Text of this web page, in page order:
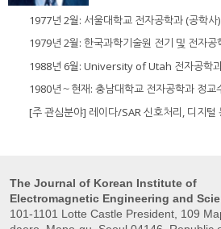
1977년 2월: 서울대학교 전자공학과 (공학사)
1979년 2월: 한국과학기술원 전기 및 전자공
1988년 6월: University of Utah 전자공학
1980년～현재: 충남대학교 전자공학과 정교
[주 관심분야] 레이다/SAR 신호처리, 디지털
The Journal of Korean Institute of
Electromagnetic Engineering and
101-1101 Lotte Castle President, 109